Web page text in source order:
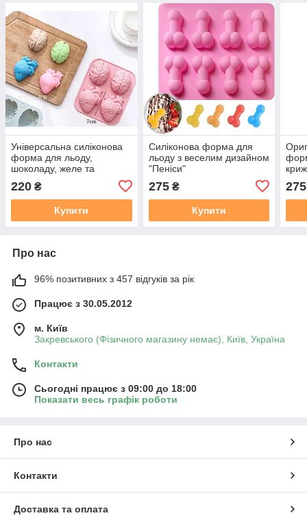
Універсальна силіконова
форма для льоду,
шоколаду, желе та
Сердце” — форма для
випічки, цукерок,
мармеладу
220 ₴
Купити
Силіконова форма для
льоду з веселим дизайном
"Пеніси"
275₴
Купити
275
Про нас
96% позитивних з 457 відгуків за рік
Працює з 30.05.2012
м. Київ
Закревського (Фізичного магазину немає), Київ, Україна
Контакти
Сьогодні працює з 09:00 до 18:00
Показати весь графік роботи
Про нас
Контакти
Доставка та оплата